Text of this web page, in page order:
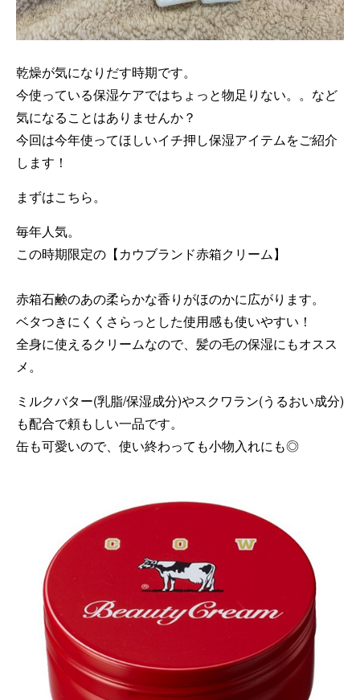
乾燥が気になりだす時期です。
今使っている保湿ケアではちょっと物足りない。。など
気になることはありませんか？
今回は今年使ってほしいイチ押し保湿アイテムをご紹介
します！
まずはこちら。
毎年人気。
この時期限定の【カウブランド赤箱クリーム】
赤箱石鹸のあの柔らかな香りがほのかに広がります。
ベタつきにくくさらっとした使用感も使いやすい！
全身に使えるクリームなので、髪の毛の保湿にもオスス
メ。
ミルクバター(乳脂/保湿成分)やスクワラン(うるおい成分)
も配合で頼もしい一品です。
缶も可愛いので、使い終わっても小物入れにも◎